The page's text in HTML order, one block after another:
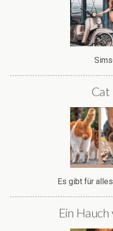
Cat
Es gibt für
Ein